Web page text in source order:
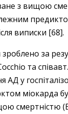
з вищою
виписки [68].
за
та
АД у
міокарда
смертністю